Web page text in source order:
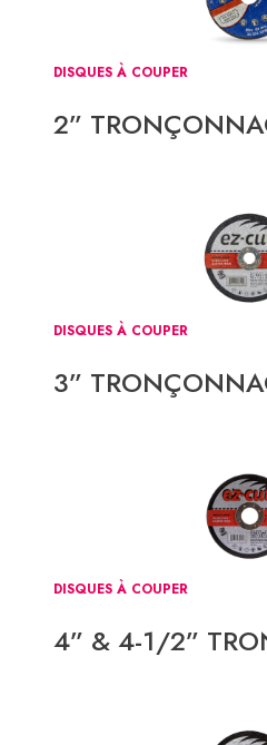
DISQUES À COUPER
2”
DISQUES À COUPER
3”
DISQUES À COUPER
4” & 4-1/2”